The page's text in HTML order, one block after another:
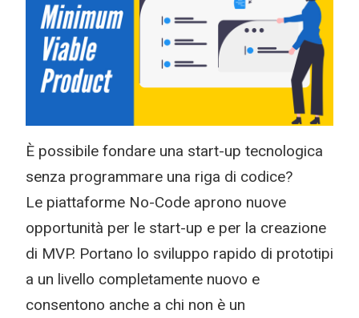
È possibile fondare una start-up tecnologica
senza programmare una riga di codice?
Le piattaforme No-Code aprono nuove
opportunità per le start-up e per la creazione
di MVP. Portano lo sviluppo rapido di prototipi
a un livello completamente nuovo e
consentono anche a chi non è un